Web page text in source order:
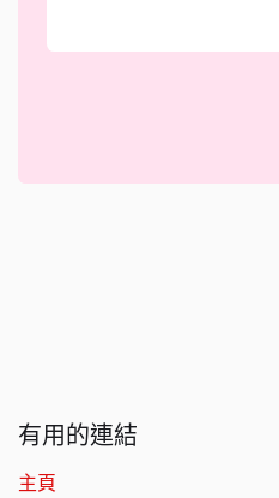
有用的連結
主頁